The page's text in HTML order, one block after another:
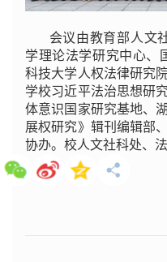
会议由教育部人文
学理论法学研究中心、
科技大学人权法律研究
学校习近平法治思想研
体意识国家研究基地、
展权研究》辑刊编辑部
协办。校人文社科处、